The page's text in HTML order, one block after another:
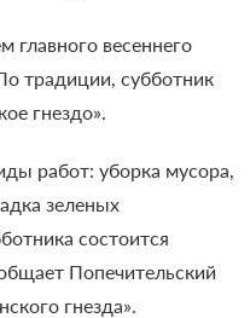
главного весеннего
традиции, субботник
гнездо».
работ: уборка мусора,
зеленых
состоится
Попечительский
гнезда»